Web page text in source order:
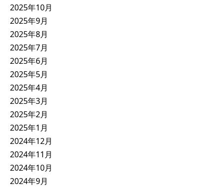
2025年10月
2025年9月
2025年8月
2025年7月
2025年6月
2025年5月
2025年4月
2025年3月
2025年2月
2025年1月
2024年12月
2024年11月
2024年10月
2024年9月